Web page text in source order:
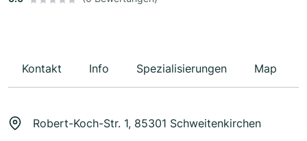
Kontakt Info Spezialisierungen Map
Robert-Koch-Str. 1, 85301 Schweitenkirchen